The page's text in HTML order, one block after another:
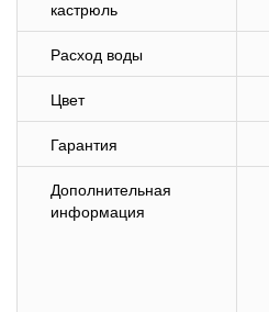
кастрюль
Расход воды
Цвет
Гарантия
Дополнительная
информация